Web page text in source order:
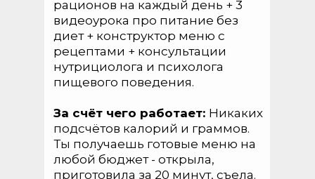
рационов на каждый день + 3
видеоурока про питание без
диет + конструктор меню с
рецептами + консультации
нутрициолога и психолога
пищевого поведения.
За счёт чего работает: Никаких
подсчётов калорий и граммов.
Ты получаешь готовые меню на
любой бюджет - открыла,
приготовила за 20 минут, съела.